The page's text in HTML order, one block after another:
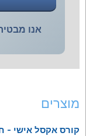
אנו
מוצרים
קורס אקסל אישי - חוברת + 4